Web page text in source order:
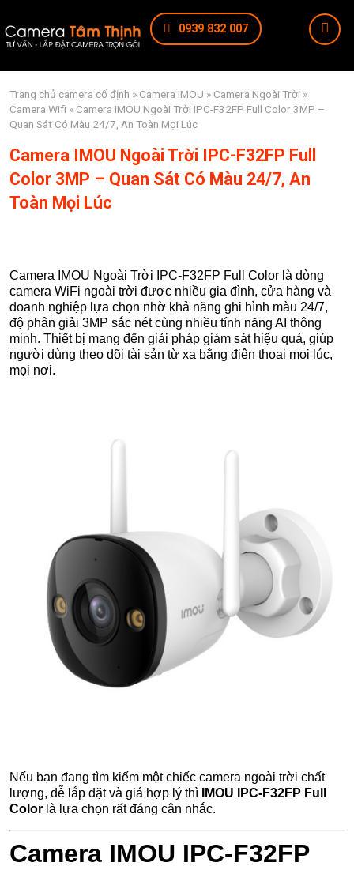
0939 832 007
Trang chủ camera cố định » Camera IMOU » Camera Ngoài Trời »
Camera Wifi » Camera IMOU Ngoài Trời IPC-F32FP Full Color 3MP –
Quan Sát Có Màu 24/7, An Toàn Mọi Lúc
Camera IMOU Ngoài Trời IPC-F32FP Full
Color 3MP – Quan Sát Có Màu 24/7, An
Toàn Mọi Lúc
Camera IMOU Ngoài Trời IPC-F32FP Full Color là dòng
camera WiFi ngoài trời được nhiều gia đình, cửa hàng và
doanh nghiệp lựa chọn nhờ khả năng ghi hình màu 24/7,
độ phân giải 3MP sắc nét cùng nhiều tính năng AI thông
minh. Thiết bị mang đến giải pháp giám sát hiệu quả, giúp
người dùng theo dõi tài sản từ xa bằng điện thoại mọi lúc,
mọi nơi.
Nếu bạn đang tìm kiếm một chiếc camera ngoài trời chất
lượng, dễ lắp đặt và giá hợp lý thì
IMOU IPC-F32FP Full
Color là lựa chọn rất đáng cân nhắc.
Camera IMOU IPC-F32FP